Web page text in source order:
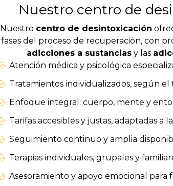
Nuestro centro de
Nuestro centro de desintoxicación
fases del proceso de recuperación, con
adicciones a sustancias y las
Atención médica y psicológica
Tratamientos individualizados, según
Enfoque integral: cuerpo, mente y
Tarifas accesibles y justas, adaptadas a
Seguimiento continuo y amplia
Terapias individuales, grupales y
Asesoramiento y apoyo emocional para